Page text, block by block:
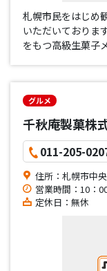
札幌市民をはじめ
いただいておりま
をもつ高級生菓子
グルメ
千秋庵製菓株
011-205-
住所：札幌市中
営業時間：10：
定休日：無休